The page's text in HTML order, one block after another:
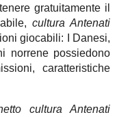
gratuitamente il
cultura Antenati
giocabili: I Danesi,
norrene possiedono
caratteristiche
cultura Antenati